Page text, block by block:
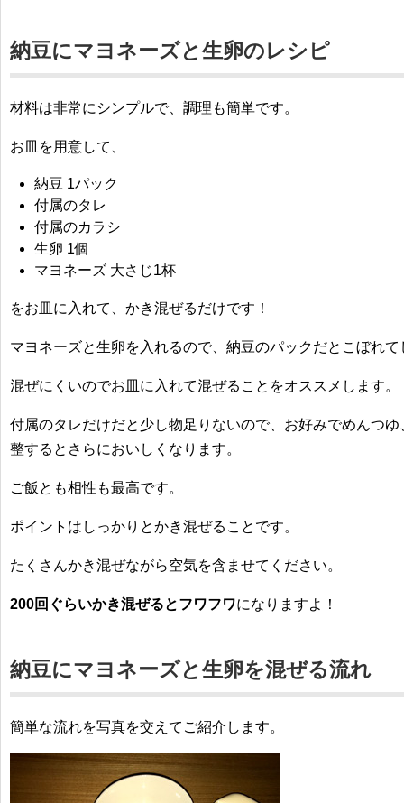
納豆にマヨネーズと生卵のレシピ
材料は非常にシンプルで、調理も簡単です。
お皿を用意して、
納豆 1パック
付属のタレ
付属のカラシ
生卵 1個
マヨネーズ 大さじ1杯
をお皿に入れて、かき混ぜるだけです！
マヨネーズと生卵を入れるので、納豆のパックだとこぼれて
混ぜにくいのでお皿に入れて混ぜることをオススメします。
付属のタレだけだと少し物足りないので、お好みでめんつ
整するとさらにおいしくなります。
ご飯とも相性も最高です。
ポイントは しっかりとかき混ぜる ことです。
たくさんかき混ぜながら空気を含ませてください。
200回ぐらいかき混ぜるとフワフワになりますよ！
納豆にマヨネーズと生卵を混ぜる流れ
簡単な流れを写真を交えてご紹介します。